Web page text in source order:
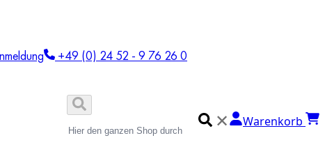
+49 (0) 24 52 - 9 76 26 0
✕ Warenkorb